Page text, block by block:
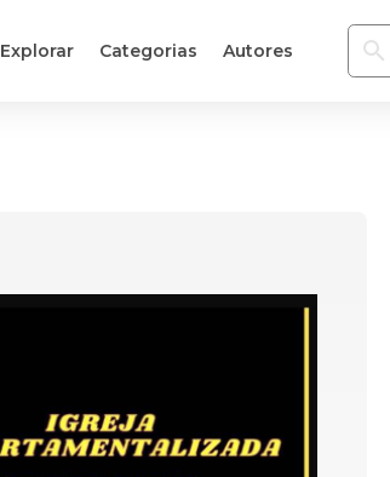
Explorar Categorias Autores